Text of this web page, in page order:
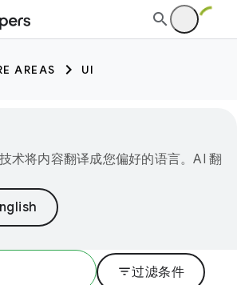
AREAS UI
术将内容翻译成您偏好的语言。AI 翻
filter_list过滤条件